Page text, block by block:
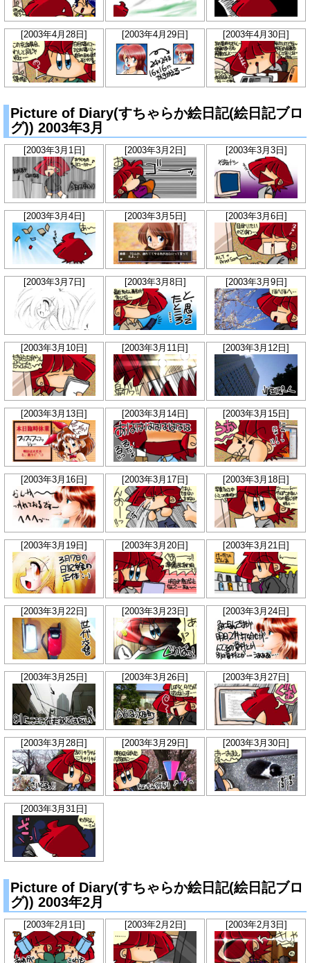
[2003年4月28日] [2003年4月29日] [2003年4月30日]
Picture of Diary(すちゃらか絵日記(絵日記ブロ
グ)) 2003年3月
[2003年3月1日] [2003年3月2日] [2003年3月3日]
[2003年3月4日] [2003年3月5日] [2003年3月6日]
[2003年3月7日] [2003年3月8日] [2003年3月9日]
[2003年3月10日] [2003年3月11日] [2003年3月12日]
[2003年3月13日] [2003年3月14日] [2003年3月15日]
[2003年3月16日] [2003年3月17日] [2003年3月18日]
[2003年3月19日] [2003年3月20日] [2003年3月21日]
[2003年3月22日] [2003年3月23日] [2003年3月24日]
[2003年3月25日] [2003年3月26日] [2003年3月27日]
[2003年3月28日] [2003年3月29日] [2003年3月30日]
[2003年3月31日]
Picture of Diary(すちゃらか絵日記(絵日記ブロ
グ)) 2003年2月
[2003年2月1日] [2003年2月2日] [2003年2月3日]